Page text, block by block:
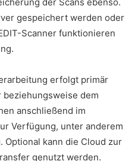
der Scans ebenso.
gespeichert werden oder
Scanner funktionieren
erfolgt primär
beziehungsweise dem
anschließend im
Verfügung, unter anderem
Optional kann die Cloud zur
genutzt werden.